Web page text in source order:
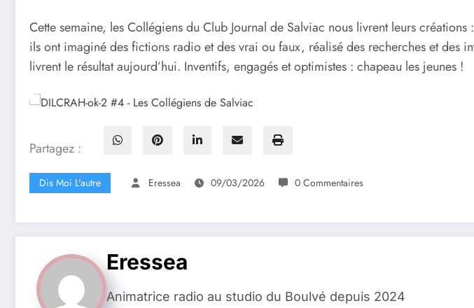
Cette semaine, les Collégiens du Club Journal de Salviac nous livrent leurs créations
ils ont imaginé des fictions radio et des vrai ou faux, réalisé des recherches et des
livrent le résultat aujourd’hui. Inventifs, engagés et optimistes : chapeau les jeunes !
Partagez :
Dis Moi L'autre Eressea 09/03/2026 0 Commentaires
Eressea
Animatrice radio au studio du Boulvé depuis 2024